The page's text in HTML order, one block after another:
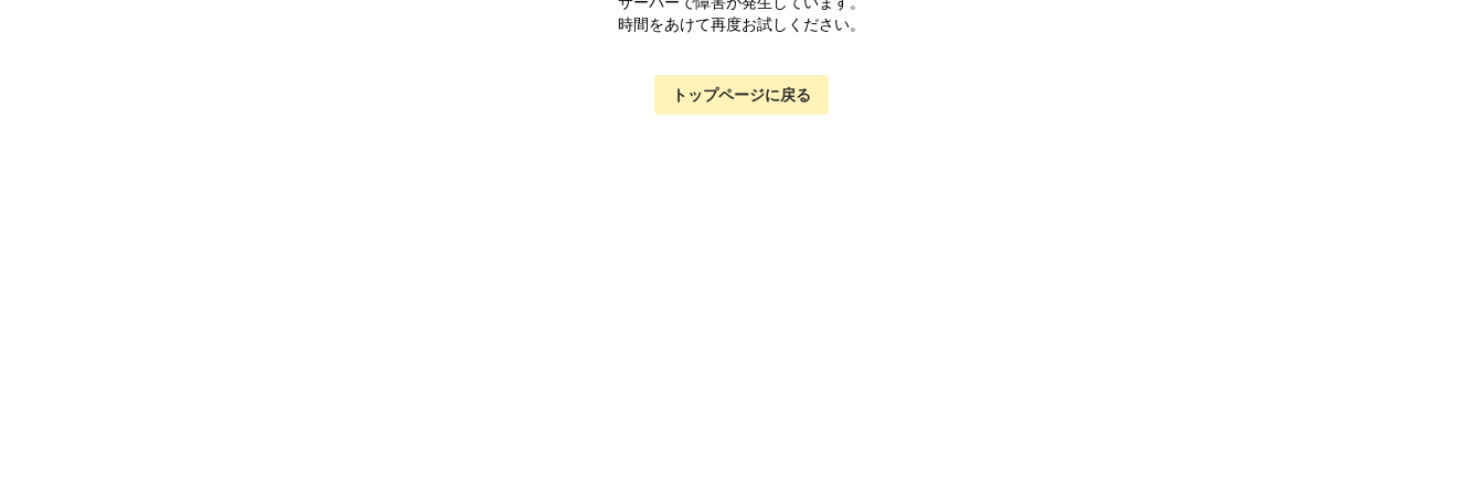
時間をあけて再度お試しください。
トップページに戻る